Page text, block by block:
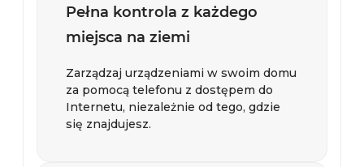
Pełna kontrola z każdego
miejsca na ziemi
Zarządzaj urządzeniami w swoim domu
za pomocą telefonu z dostępem do
Internetu, niezależnie od tego, gdzie
się znajdujesz.